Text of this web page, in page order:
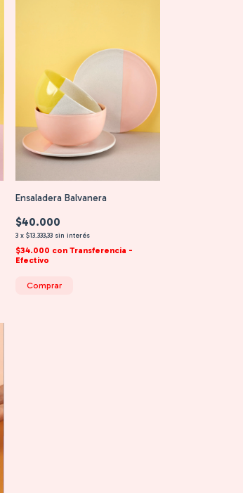
Ensaladera Balvanera
$40.000
3 x $13.333,33 sin interés
$34.000 con Transferencia -
Efectivo
Comprar